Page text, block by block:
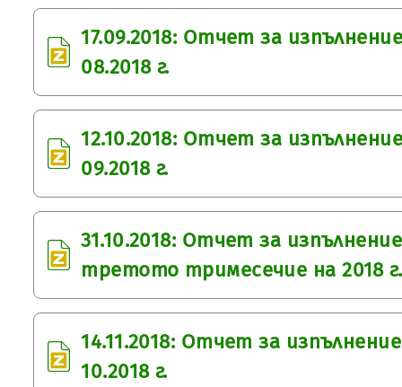
17.09.2018: Отчет за
08.2018 г.
12.10.2018: Отчет за
09.2018 г.
31.10.2018: Отчет за
третото тримесечие на 2018 г.
14.11.2018: Отчет за
10.2018 г.